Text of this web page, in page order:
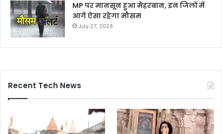
MP पर मानसून हुआ मेहरबान, इन जिलों में
आगे ऐसा रहेगा मौसम
July 27, 2024
Recent Tech News